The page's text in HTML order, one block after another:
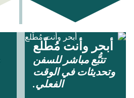
أبحر وأنت مُطّلع
تتبُّع مباشر للسفن
وتحديثات في الوقت
الفعلي.